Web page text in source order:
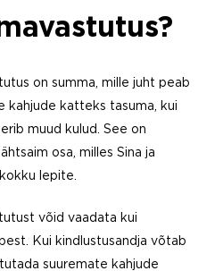
on summa, mille juht peab
kahjude katteks tasuma, kui
muud kulud. See on
osa, milles Sina ja
lepite.
võid vaadata kui
Kui kindlustusandja võtab
suuremate kahjude